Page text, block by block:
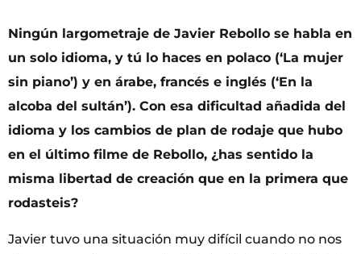
Ningún largometraje de Javier Rebollo se habla en
un solo idioma, y tú lo haces en polaco (‘La mujer
sin piano’) y en árabe, francés e inglés (‘En la
alcoba del sultán’). Con esa dificultad añadida del
idioma y los cambios de plan de rodaje que hubo
en el último filme de Rebollo, ¿has sentido la
misma libertad de creación que en la primera que
rodasteis?
Javier tuvo una situación muy difícil cuando no nos